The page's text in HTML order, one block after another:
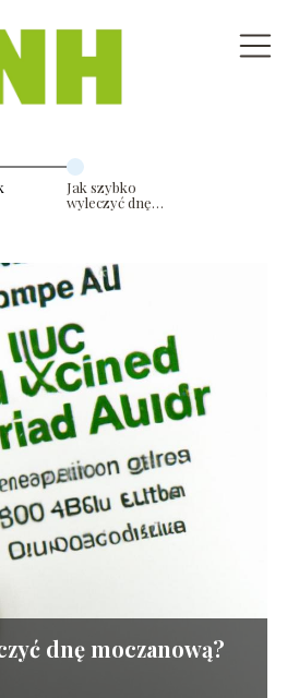
Jak szybko
wyleczyć dnę
dnę moczanową?